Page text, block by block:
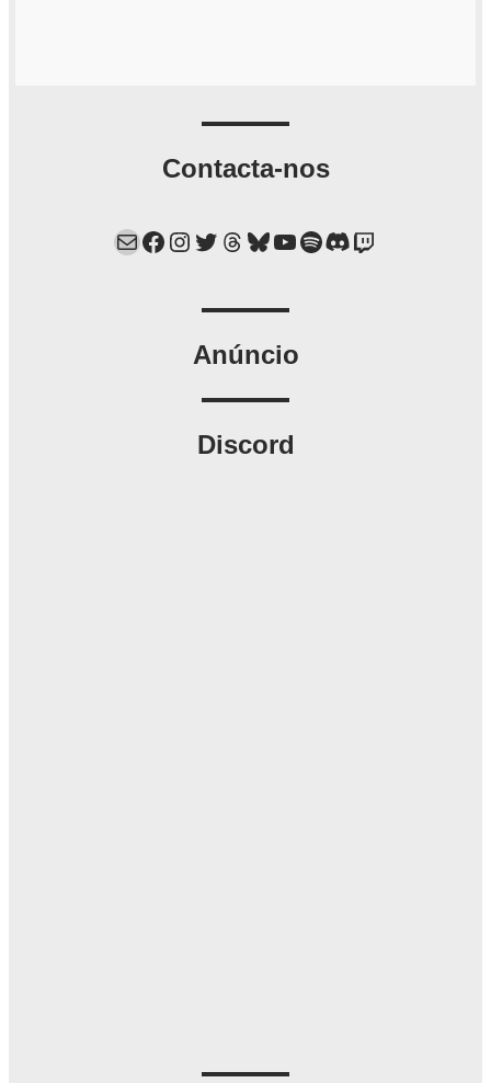
Contacta-nos
Mail Facebook Instagram Twitter Threads Bluesky YouTube Spotify Discord Twitch
Anúncio
Discord